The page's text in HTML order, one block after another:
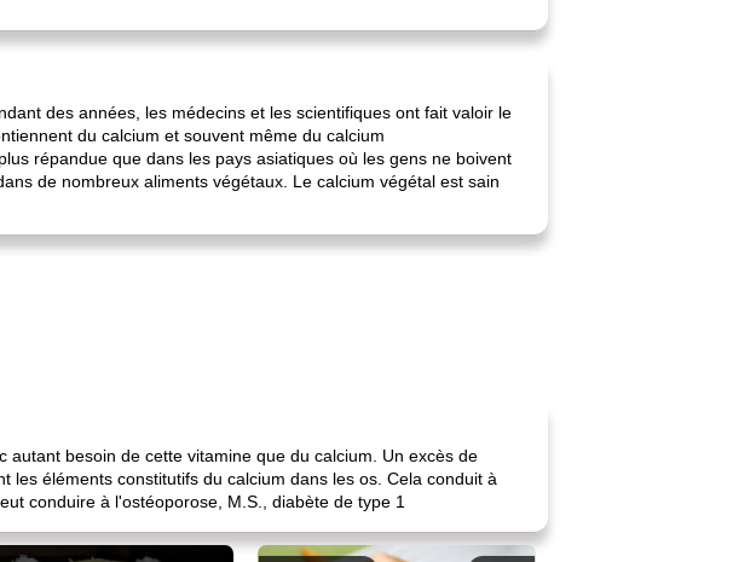
des années, les médecins et les scientifiques ont fait valoir le
du calcium et souvent même du calcium
répandue que dans les pays asiatiques où les gens ne boivent
de nombreux aliments végétaux. Le calcium végétal est sain
besoin de cette vitamine que du calcium. Un excès de
éléments constitutifs du calcium dans les os. Cela conduit à
conduire à l'ostéoporose, M.S., diabète de type 1